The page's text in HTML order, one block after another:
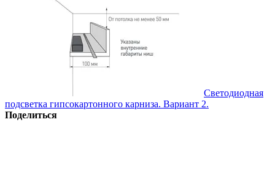
Светодиодная
подсветка гипсокартонного карниза. Вариант 2.
Поделиться